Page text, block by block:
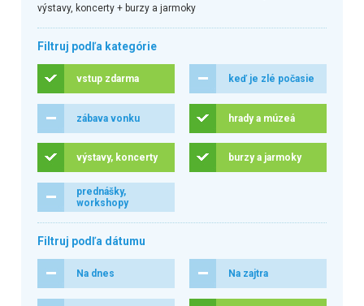
výstavy, koncerty + burzy a jarmoky
Filtruj podľa kategórie
vstup zdarma keď je zlé počasie
zábava vonku hrady a múzeá
výstavy, koncerty burzy a jarmoky
prednášky,
workshopy
Filtruj podľa dátumu
Na dnes Na zajtra